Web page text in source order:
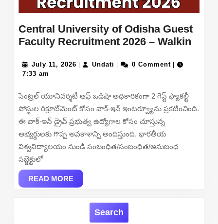
Central University of Odisha Guest
Faculty Recruitment 2026 – Walkin
July 11, 2026 July
| Undati Undati
| 0 Comment |
7:33 am
సెంట్రల్ యూనివర్శిటీ ఆఫ్ ఒడిషా అధికారికంగా 2 గెస్ట్ ఫ్యాకల్టీ
పోస్టుల రిక్రూట్‌మెంట్ కోసం వాక్-ఇన్ ఇంటర్వ్యూను ప్రకటించింది.
ఈ వాక్-ఇన్ డ్రైవ్ ప్రభుత్వ ఉద్యోగాల కోసం చూస్తున్న
అభ్యర్థులకు గొప్ప అవకాశాన్ని అందిస్తుంది. భారతీయ
విశ్వవిద్యాలయం నుండి సంబంధిత/సంబంధిత/అనుబంధ
సబ్జెక్టులో
READ MOREREAD
MORE
Search